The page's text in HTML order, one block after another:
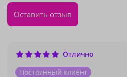
Оставить отзыв
Отлично
Постоянный клиент